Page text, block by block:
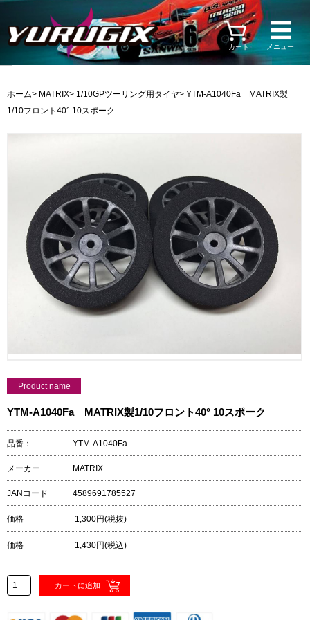
カート メニュー
ホーム> MATRIX> 1/10GPツーリング用タイヤ> YTM-A1040Fa MATRIX製
1/10フロント40° 10スポーク
Product name
YTM-A1040Fa MATRIX製1/10フロント40° 10スポーク
品番： YTM-A1040Fa
メーカー MATRIX
JANコード 4589691785527
価格 1,300円(税抜)
価格 1,430円(税込)